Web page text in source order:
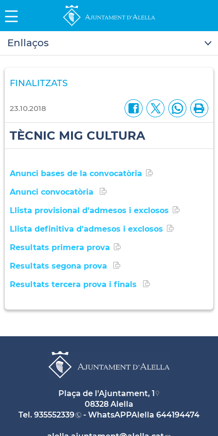
Enllaços
FINALITZATS
23.10.2018
TÈCNIC MIG CULTURA
Anunci bases de la convocatòria
Anunci convocatòria
Llista provisional d'admesos i exclosos
Llista definitiva d'admesos i exclosos
Resultats primera prova
Resultats segona prova
Resultats tercera prova i finals
Plaça de l'Ajuntament, 1
08328 Alella
Tel. 935552339 - WhatsAPPAlella 644194474